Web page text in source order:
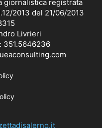
giornalistica registrata
2013 del 21/06/2013
Livrieri
351.5646236